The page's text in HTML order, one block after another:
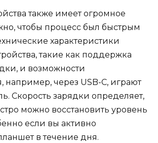
также имеет огромное
чтобы процесс был быстрым
характеристики
такие как поддержка
и возможности
например, через USB-C, играют
Скорость зарядки определяет,
можно восстановить уровень
если вы активно
в течение дня.